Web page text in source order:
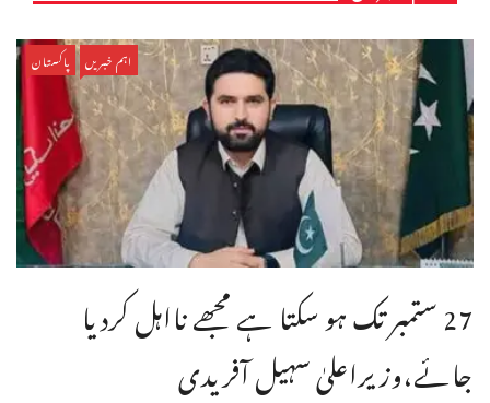
اہم خبریں پاکستان
27 ستمبر تک ہو سکتا ہے مجھے نااہل کردیا
جائے،وزیراعلیٰ سہیل آفریدی